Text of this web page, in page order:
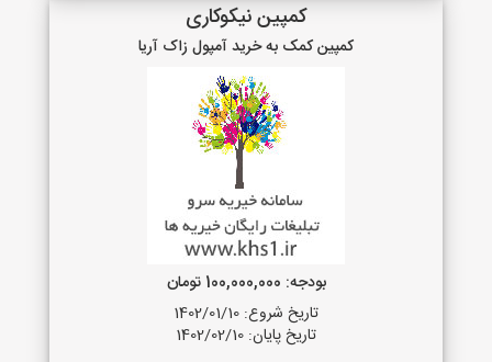
کمپین نیکوکاری
کمپین کمک به خرید آمپول زاک آریا
بودجه: 100,000,000 تومان
تاریخ شروع: 1402/01/10
تاریخ پایان: 1402/02/10